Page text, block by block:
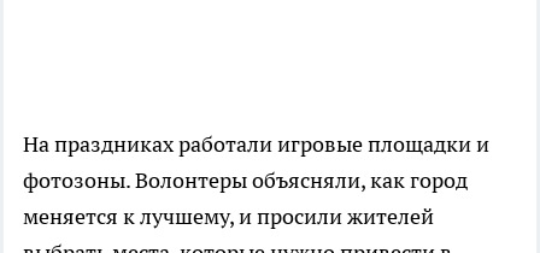
На праздниках работали игровые площадки и
фотозоны. Волонтеры объясняли, как город
меняется к лучшему, и просили жителей